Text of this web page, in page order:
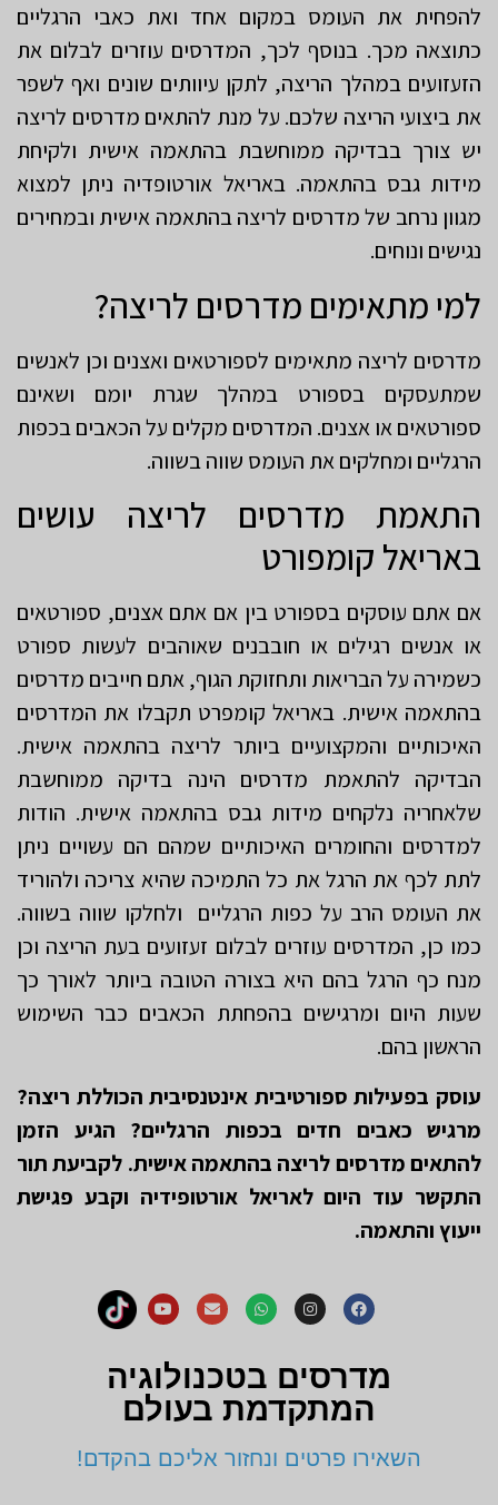
להפחית את העומס במקום אחד ואת כאבי הרגליים
כתוצאה מכך. בנוסף לכך, המדרסים עוזרים לבלום את
הזעזועים במהלך הריצה, לתקן עיוותים שונים ואף לשפר
את ביצועי הריצה שלכם. על מנת להתאים מדרסים לריצה
יש צורך בבדיקה ממוחשבת בהתאמה אישית ולקיחת
מידות גבס בהתאמה. באריאל אורטופדיה ניתן למצוא
מגוון נרחב של מדרסים לריצה בהתאמה אישית ובמחירים
נגישים ונוחים.
למי מתאימים מדרסים לריצה?
מדרסים לריצה מתאימים לספורטאים ואצנים וכן לאנשים
שמתעסקים בספורט במהלך שגרת יומם ושאינם
ספורטאים או אצנים. המדרסים מקלים על הכאבים בכפות
הרגליים ומחלקים את העומס שווה בשווה.
התאמת מדרסים לריצה עושים
באריאל קומפורט
אם אתם עוסקים בספורט בין אם אתם אצנים, ספורטאים
או אנשים רגילים או חובבנים שאוהבים לעשות ספורט
כשמירה על הבריאות ותחזוקת הגוף, אתם חייבים מדרסים
בהתאמה אישית. באריאל קומפרט תקבלו את המדרסים
האיכותיים והמקצועיים ביותר לריצה בהתאמה אישית.
הבדיקה להתאמת מדרסים הינה בדיקה ממוחשבת
שלאחריה נלקחים מידות גבס בהתאמה אישית. הודות
למדרסים והחומרים האיכותיים שמהם הם עשויים ניתן
לתת לכף את הרגל את כל התמיכה שהיא צריכה ולהוריד
את העומס הרב על כפות הרגליים ולחלקו שווה בשווה.
כמו כן, המדרסים עוזרים לבלום זעזועים בעת הריצה וכן
מנח כף הרגל בהם היא בצורה הטובה ביותר לאורך כך
שעות היום ומרגישים בהפחתת הכאבים כבר השימוש
הראשון בהם.
עוסק בפעילות ספורטיבית אינטנסיבית הכוללת ריצה?
מרגיש כאבים חדים בכפות הרגליים? הגיע הזמן
להתאים מדרסים לריצה בהתאמה אישית. לקביעת תור
התקשר עוד היום לאריאל אורטופידיה וקבע פגישת
ייעוץ והתאמה.
מדרסים בטכנולוגיה
המתקדמת בעולם
השאירו פרטים ונחזור אליכם בהקדם!